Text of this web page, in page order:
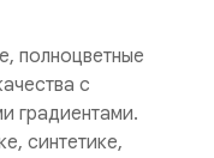
полноцветные
с
градиентами.
синтетике,